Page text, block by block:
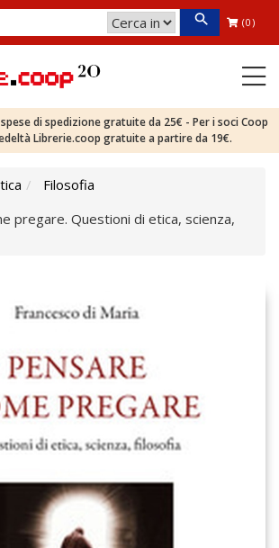
(0)
di spedizione gratuite da 25€ - Per i soci Coop
Librerie.coop gratuite a partire da 19€.
Filosofia
pregare. Questioni di etica, scienza,